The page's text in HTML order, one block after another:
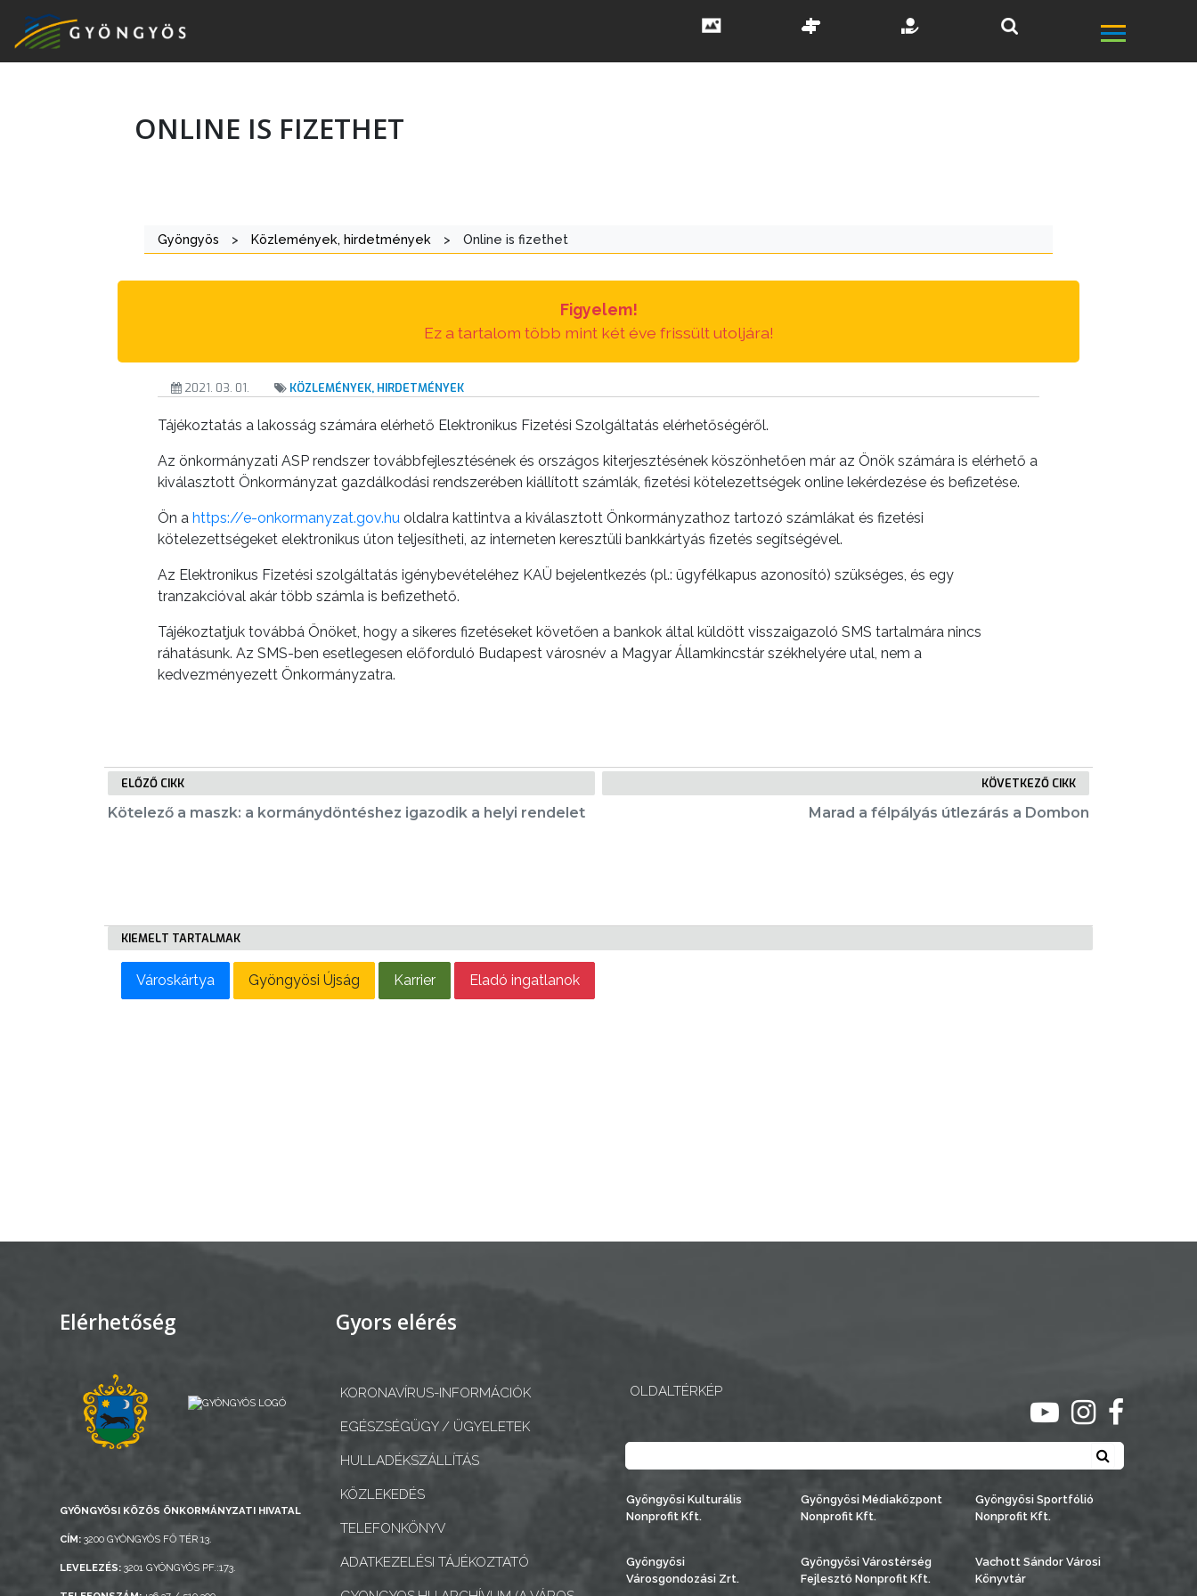
LÁTVÁNYOSSÁGOK
VÁROSUNKRÓL
LAKOSSÁGI
KÖLTSÉGVETÉSI
RENDELETEK
ÉPÜLŐ
VÁROS
BEJELENTŐ
AZ
ÖNKORMÁNYZAT
KÉPVISELŐ-
TESTÜLET
ONLINE IS FIZETHET
Gyöngyös > Közlemények, hirdetmények > Online is fizethet
Figyelem!
Ez a tartalom több mint két éve frissült utoljára!
2021. 03. 01. KÖZLEMÉNYEK, HIRDETMÉNYEK
Tájékoztatás a lakosság számára elérhető Elektronikus Fizetési Szolgáltatás elérhetőségéről.
Az önkormányzati ASP rendszer továbbfejlesztésének és országos kiterjesztésének köszönhetően már az Önök számára is elérhető a
kiválasztott Önkormányzat gazdálkodási rendszerében kiállított számlák, fizetési kötelezettségek online lekérdezése és befizetése.
Ön a https://e-onkormanyzat.gov.hu oldalra kattintva a kiválasztott Önkormányzathoz tartozó számlákat és fizetési
kötelezettségeket elektronikus úton teljesítheti, az interneten keresztüli bankkártyás fizetés segítségével.
Az Elektronikus Fizetési szolgáltatás igénybevételéhez KAÜ bejelentkezés (pl.: ügyfélkapus azonosító) szükséges, és egy
tranzakcióval akár több számla is befizethető.
Tájékoztatjuk továbbá Önöket, hogy a sikeres fizetéseket követően a bankok által küldött visszaigazoló SMS tartalmára nincs
ráhatásunk. Az SMS-ben esetlegesen előforduló Budapest városnév a Magyar Államkincstár székhelyére utal, nem a
kedvezményezett Önkormányzatra.
ELŐZŐ CIKK
Kötelező a maszk: a kormánydöntéshez igazodik a helyi rendelet
KÖVETKEZŐ CIKK
Marad a félpályás útlezárás a Dombon
KIEMELT TARTALMAK
Városkártya Gyöngyösi Újság Karrier Eladó ingatlanok
Elérhetőség
GYÖNGYÖSI KÖZÖS ÖNKORMÁNYZATI HIVATAL
CÍM: 3200 GYÖNGYÖS FŐ TÉR 13.
LEVELEZÉS: 3201 GYÖNGYÖS PF.:173.
Gyors elérés
KORONAVÍRUS-INFORMÁCIÓK
EGÉSZSÉGÜGY / ÜGYELETEK
HULLADÉKSZÁLLÍTÁS
KÖZLEKEDÉS
TELEFONKÖNYV
ADATKEZELÉSI TÁJÉKOZTATÓ
OLDALTÉRKÉP
ugrás youtube
ugrásugrás
Keresés
Gyöngyösi Kulturális
Nonprofit Kft.
Gyöngyösi Médiaközpont
Nonprofit Kft.
Gyöngyösi Sportfólió
Nonprofit Kft.
Gyöngyösi
Városgondozási Zrt.
Gyöngyösi Várostérség
Fejlesztő Nonprofit Kft.
Vachott Sándor Városi
Könyvtár